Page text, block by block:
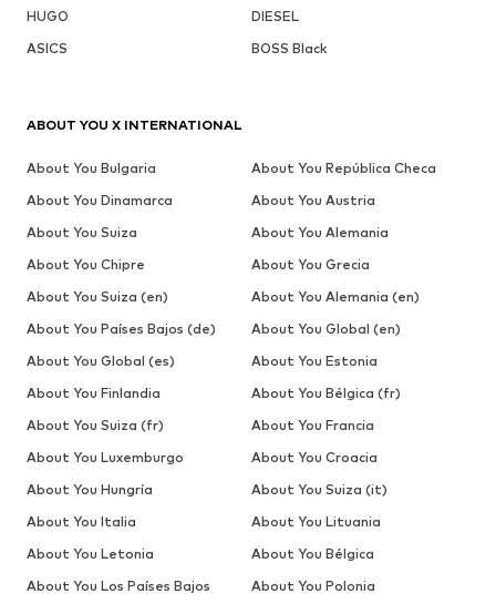
HUGO
DIESEL
ASICS
BOSS Black
ABOUT YOU X INTERNATIONAL
About You Bulgaria
About You República Checa
About You Dinamarca
About You Austria
About You Suiza
About You Alemania
About You Chipre
About You Grecia
About You Suiza (en)
About You Alemania (en)
About You Países Bajos (de)
About You Global (en)
About You Global (es)
About You Estonia
About You Finlandia
About You Bélgica (fr)
About You Suiza (fr)
About You Francia
About You Luxemburgo
About You Croacia
About You Hungría
About You Suiza (it)
About You Italia
About You Lituania
About You Letonia
About You Bélgica
About You Los Países Bajos
About You Polonia